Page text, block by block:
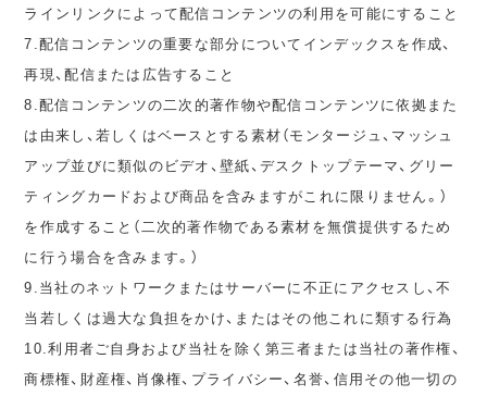
ラインリンクによって配信コンテンツの利用を可能にすること
7.配信コンテンツの重要な部分についてインデックスを作成、
再現、配信または広告すること
8.配信コンテンツの二次的著作物や配信コンテンツに依拠また
は由来し、若しくはベースとする素材（モンタージュ、マッシュ
アップ並びに類似のビデオ、壁紙、デスクトップテーマ、グリー
ティングカードおよび商品を含みますがこれに限りません。）
を作成すること（二次的著作物である素材を無償提供するため
に行う場合を含みます。）
9.当社のネットワークまたはサーバーに不正にアクセスし、不
当若しくは過大な負担をかけ、またはその他これに類する行為
10.利用者ご自身および当社を除く第三者または当社の著作権、
商標権、財産権、肖像権、プライバシー、名誉、信用その他一切の